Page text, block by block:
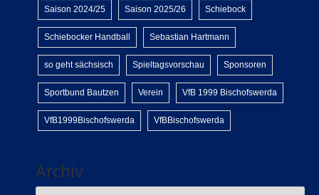
Saison 2024/25 Saison 2025/26 Schiebock
Schiebocker Handball Sebastian Hartmann
so geht sächsisch Spieltagsvorschau Sponsoren
Sportbund Bautzen Verein VfB 1999 Bischofswerda
VfB1999Bischofswerda VfBBischofswerda
Archiv